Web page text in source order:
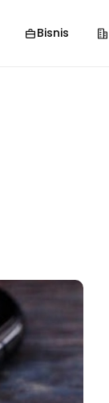
Bisnis